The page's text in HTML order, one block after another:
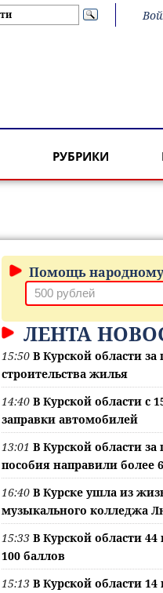
РУБРИКИ
Помощь
ЛЕНТА
15:50 В Курской области
строительства жилья
14:40 В Курской области с
заправки автомобилей
13:01 В Курской области
пособия направили более
16:40 В Курске ушла из
музыкального колледжа
15:33 В Курской области
100 баллов
15:13 В Курской области